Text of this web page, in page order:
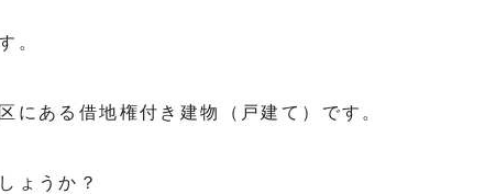
。
にある借地権付き建物（戸建て）です。
ょうか？